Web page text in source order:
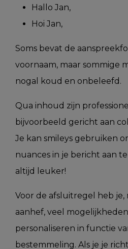
Hallo Jan,
Hoi Jan,
Soms bevat de
voornaam, maar sommige
nogal koud en onbeleefd.
Qua inhoud zijn
bijvoorbeeld gericht aan
Je kan smileys gebruiken
nuances in je bericht aan
altijd leuker!
Voor de afsluitregel heb je,
aanhef, veel
personaliseren in functie
bestemmeling. Als je je